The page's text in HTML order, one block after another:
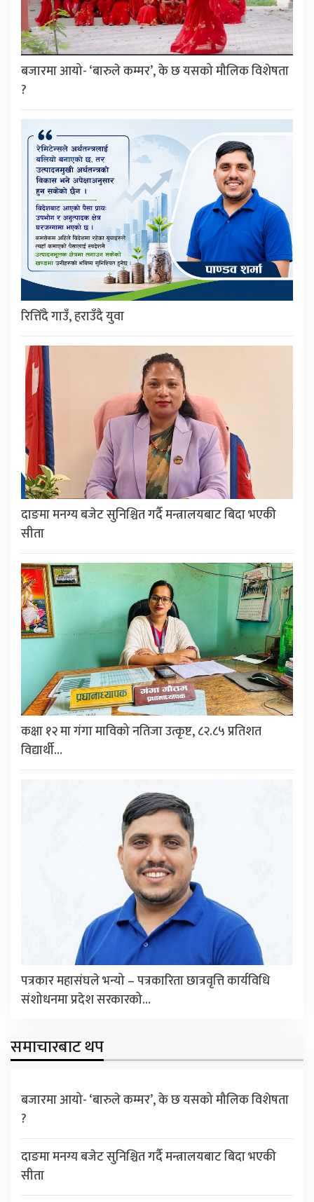
बजारमा आयो- ‘बारुले कम्मर’, के छ यसको मौलिक विशेषता
?
रित्तिँदै गाउँ, हराउँदै युवा
दाङमा मनग्य बजेट सुनिश्चित गर्दै मन्त्रालयबाट बिदा भएकी
सीता
कक्षा १२ मा गंगा माविको नतिजा उत्कृष्ट, ८२.८५ प्रतिशत
विद्यार्थी…
पत्रकार महासंघले भन्यो – पत्रकारिता छात्रवृत्ति कार्यविधि
संशोधनमा प्रदेश सरकारको…
समाचारबाट थप
बजारमा आयो- ‘बारुले कम्मर’, के छ यसको मौलिक विशेषता
?
दाङमा मनग्य बजेट सुनिश्चित गर्दै मन्त्रालयबाट बिदा भएकी
सीता